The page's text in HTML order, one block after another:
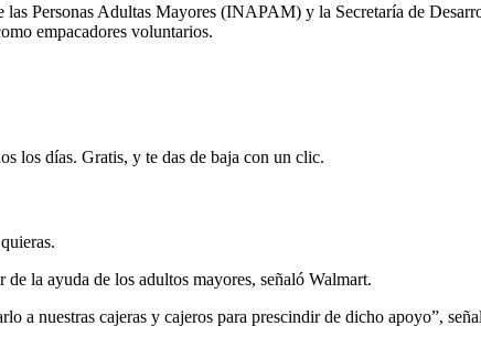
Personas Adultas Mayores (INAPAM) y la Secretaría de
empacadores voluntarios.
los días. Gratis, y te das de baja con un clic.
la ayuda de los adultos mayores, señaló Walmart.
a nuestras cajeras y cajeros para prescindir de dicho apoyo”,